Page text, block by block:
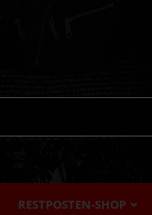
RESTPOSTEN-SHOP